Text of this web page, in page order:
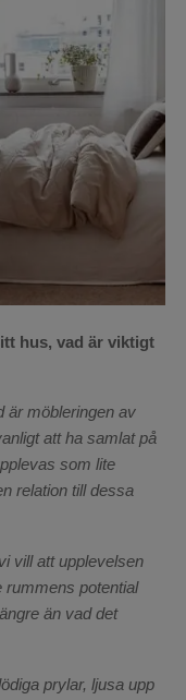
hus, vad är viktigt
är möbleringen av
att ha samlat på
som lite
relation till dessa
vill att upplevelsen
rummens potential
än vad det
prylar, ljusa upp